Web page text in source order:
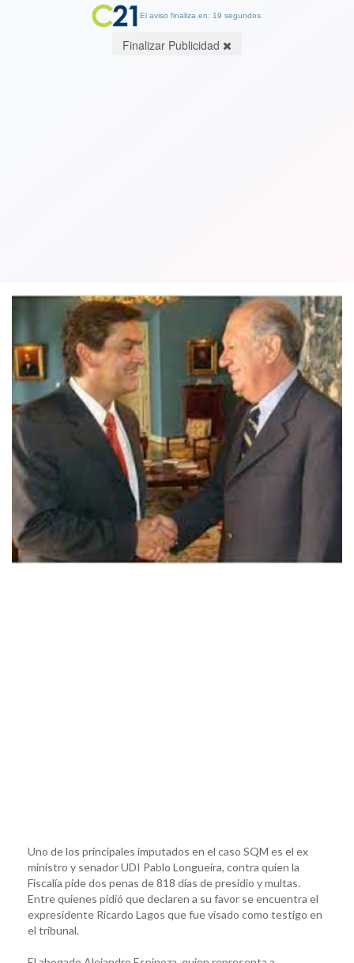
Uno de los principales imputados en el caso SQM es el ex
ministro y senador UDI Pablo Longueira, contra quien la
Fiscalía pide dos penas de 818 días de presidio y multas.
Entre quienes pidió que declaren a su favor se encuentra el
expresidente Ricardo Lagos que fue visado como testigo en
el tribunal.
El aviso finaliza en: 19 segundos.
Finalizar Publicidad